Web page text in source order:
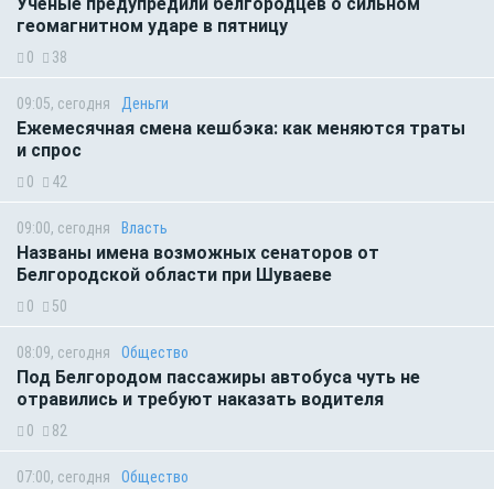
геомагнитном ударе в пятницу
0 38
09:05, сегодня Деньги
Ежемесячная смена кешбэка: как меняются траты
и спрос
0 42
09:00, сегодня Власть
Названы имена возможных сенаторов от
Белгородской области при Шуваеве
0 50
08:09, сегодня Общество
Под Белгородом пассажиры автобуса чуть не
отравились и требуют наказать водителя
0 82
07:00, сегодня Общество